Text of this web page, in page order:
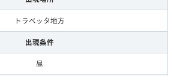
トラベッタ地方
出現条件
昼